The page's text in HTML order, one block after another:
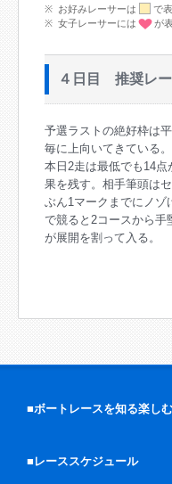
お好みレーサーは
で
女子レーサーには
が
４日目 推奨レ
予選ラストの絶好枠は
毎に上向いてきている
本日2走は最低でも14
果を残す。相手筆頭は
ぶん1マークまでにノゾ
で競ると2コースから手
が展開を割って入る。
■ボートレースを知る楽しむ
■レーススケジュール